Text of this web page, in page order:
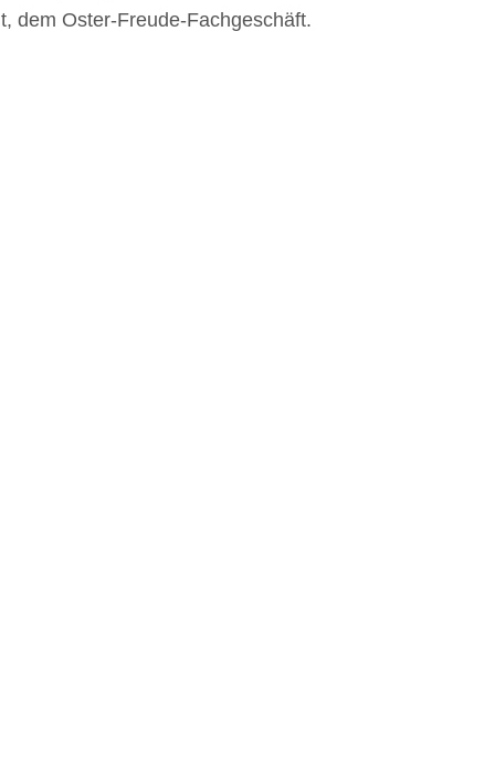
dem Oster-Freude-Fachgeschäft.